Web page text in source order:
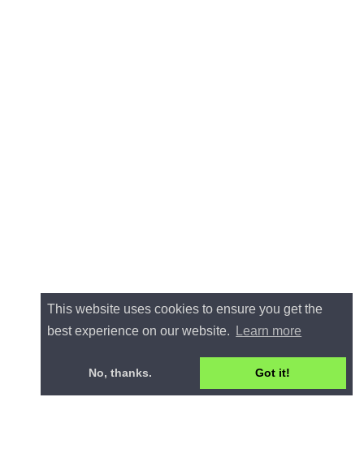
This website uses cookies to ensure you get the
best experience on our website.
Learn more
No, thanks. Got it!